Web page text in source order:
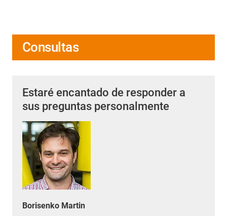
Consultas
Estaré encantado de responder a
sus preguntas personalmente
Borisenko Martin